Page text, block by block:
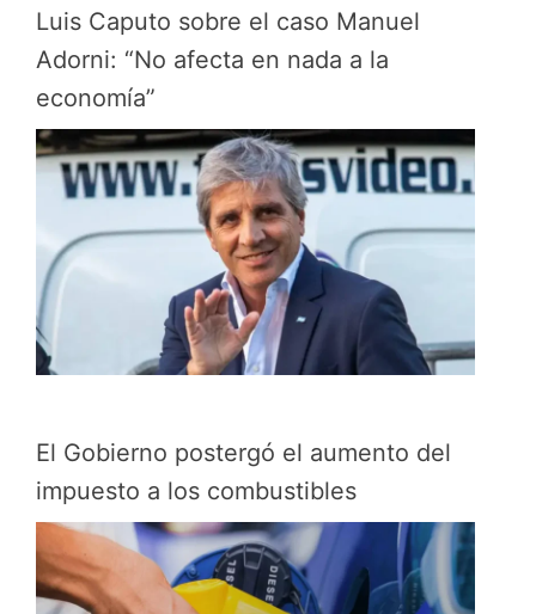
Luis Caputo sobre el caso Manuel
Adorni: “No afecta en nada a la
economía”
El Gobierno postergó el aumento del
impuesto a los combustibles